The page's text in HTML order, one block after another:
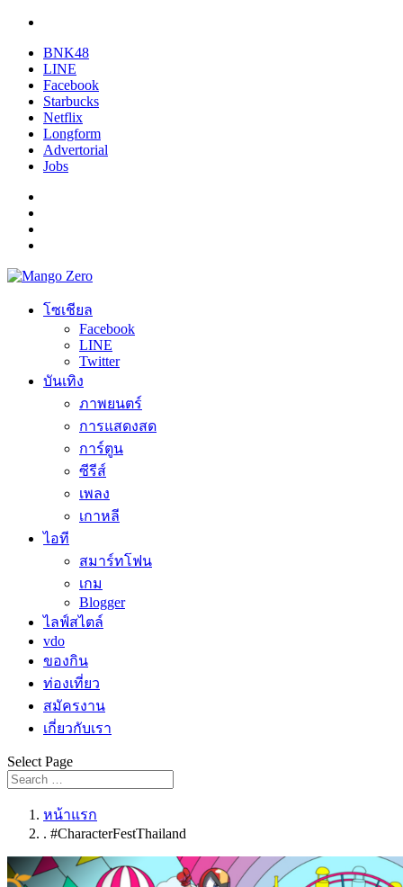
BNK48
LINE
Facebook
Starbucks
Netflix
Longform
Advertorial
Jobs
โซเชียล
Facebook
LINE
Twitter
บันเทิง
ภาพยนตร์
การแสดงสด
การ์ตูน
ซีรีส์
เพลง
เกาหลี
ไอที
สมาร์ทโฟน
เกม
Blogger
ไลฟ์สไตล์
vdo
ของกิน
ท่องเที่ยว
สมัครงาน
เกี่ยวกับเรา
Select Page
หน้าแรก
. #CharacterFestThailand